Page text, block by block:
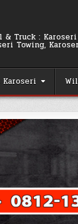
Truck :
Towing,
Karoseri